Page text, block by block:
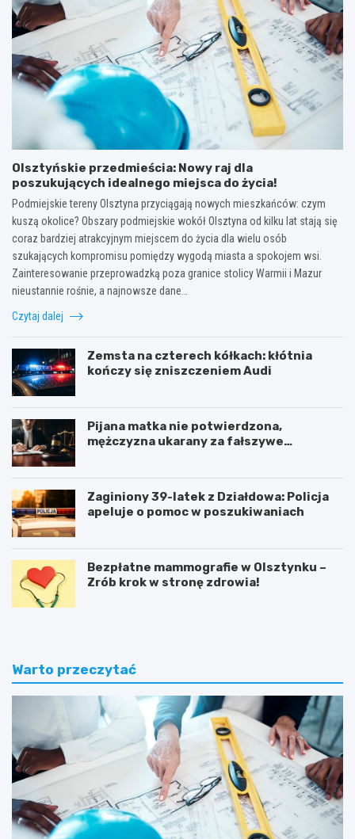
Olsztyńskie przedmieścia: Nowy raj dla
poszukujących idealnego miejsca do życia!
Podmiejskie tereny Olsztyna przyciągają nowych mieszkańców: czym
kuszą okolice? Obszary podmiejskie wokół Olsztyna od kilku lat stają się
coraz bardziej atrakcyjnym miejscem do życia dla wielu osób
szukających kompromisu pomiędzy wygodą miasta a spokojem wsi.
Zainteresowanie przeprowadzką poza granice stolicy Warmii i Mazur
nieustannie rośnie, a najnowsze dane…
Czytaj dalej
Zemsta na czterech kółkach: kłótnia
kończy się zniszczeniem Audi
Pijana matka nie potwierdzona,
mężczyzna ukarany za fałszywe
Zaginiony 39-latek z Działdowa: Policja
apeluje o pomoc w poszukiwaniach
Bezpłatne mammografie w Olsztynku –
Zrób krok w stronę zdrowia!
Warto przeczytać